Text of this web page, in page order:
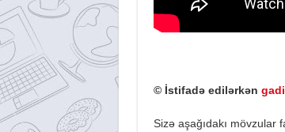
© İstifadə edilərkən
Sizə aşağıdakı mövzular